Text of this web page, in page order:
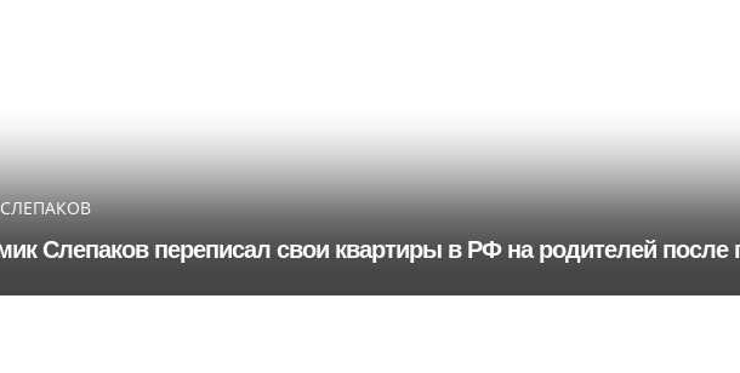
Слепаков переписал свои квартиры в РФ на родителей после